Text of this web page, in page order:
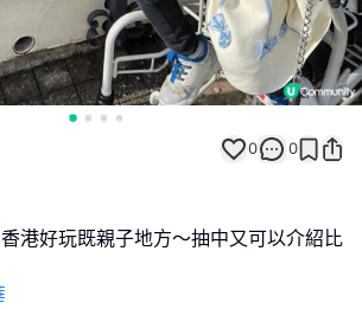
0 0
港好玩既親子地方～抽中又可以介紹比